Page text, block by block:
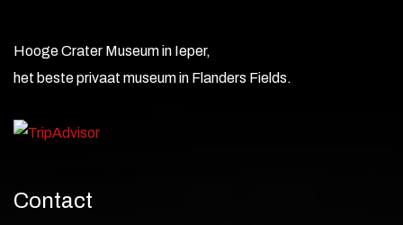
Hooge Crater Museum in Ieper,
het beste privaat museum in Flanders Fields.
Contact